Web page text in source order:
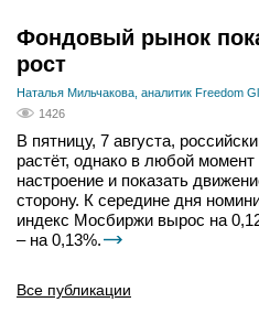
Фондовый рынок
рост
Наталья Мильчакова, аналитик Freedom
1426
В пятницу, 7 августа,
растёт, однако в любой
настроение и показать
сторону. К середине дня
индекс Мосбиржи вырос на
– на 0,13%.
Все публикации